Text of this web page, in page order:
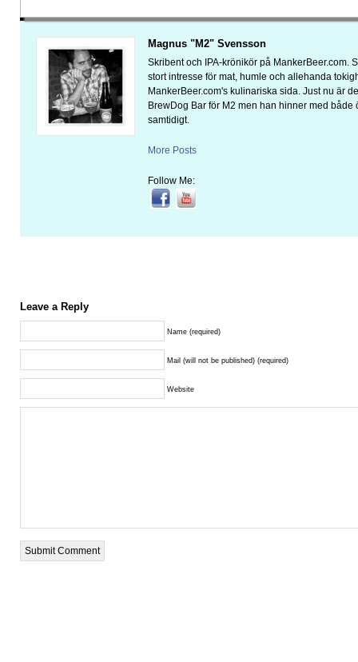
Magnus "M2" Svensson
Skribent och IPA-krönikör på MankerBeer.com.
stort intresse för mat, humle och allehanda
MankerBeer.com's kulinariska sida. Just nu är
BrewDog Bar för M2 men han hinner med
samtidigt.
More Posts
Follow Me:
Leave a Reply
Name (required)
Mail (will not be published) (required)
Website